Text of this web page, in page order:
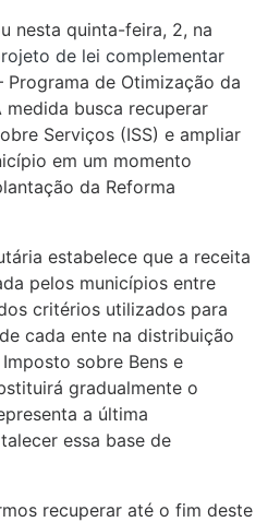
nesta quinta-feira, 2, na
de lei complementar
Programa de Otimização da
medida busca recuperar
Serviços (ISS) e ampliar
em um momento
da Reforma
estabelece que a receita
pelos municípios entre
critérios utilizados para
cada ente na distribuição
sobre Bens e
gradualmente o
a última
essa base de
recuperar até o fim deste